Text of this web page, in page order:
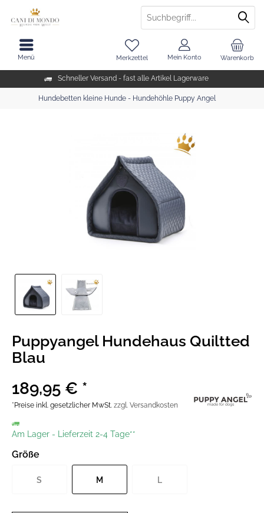
Schneller Versand - fast alle Artikel Lagerware
Warenkorb
Merkzettel Mein Konto
Menü
Hundebetten kleine Hunde - Hundehöhle Puppy Angel
Puppyangel Hundehaus Quiltted
Blau
189,95 € *
*Preise inkl. gesetzlicher MwSt. zzgl. Versandkosten
Am Lager - Lieferzeit 2-4 Tage**
Größe
S M L